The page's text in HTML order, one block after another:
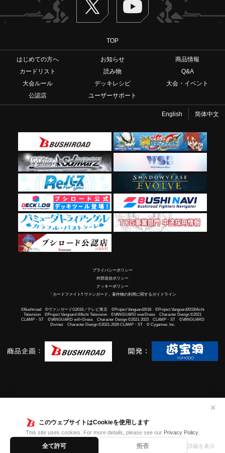
このウェブサイトはCookieを使用します
This site uses cookies. For more details, please see our Privacy Policy.
全て許可 拒否 詳細を表示
✕
TOP
はじめての方へ お知らせ
商品情報
カードリスト
読み物
Q&A
大会ルール
デッキレシピ
大会・イベント
公認店
ユーザーサポート
English 简体中文
プライバシーポリシー
外部送信ポリシー
クッキーポリシー
「カードファイト!! ヴァンガード」著作物の利用に関するガイドライン
©Bushiroad ©ヴァンガードG2016／テレビ東京 ©Project Vanguard2018 ©Project Vanguard2019/Aichi
Television ©Project Vanguard if/Aichi Television ©VANGUARD overDress Character Design ©2021
CLAMP・ST ©VANGUARD will+Dress Character Design ©2021-2023 CLAMP・ST ©VANGUARD
Divinez Character Design ©2021-2026 CLAMP・ST © Cygames, Inc.